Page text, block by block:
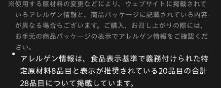
※使用する原材料の変更などにより、ウェブサイトに掲載されて
いるアレルゲン情報と、商品パッケージに記載されている内容
が異なる場合もございます。ご購入、お召し上がりの際には、
お手元の商品パッケージの表示でアレルゲン情報をご確認くだ
さい。
アレルゲン情報は、食品表示基準で義務付けられた特
定原材料8品目と表示が推奨されている20品目の合計
28品目について掲載しています。